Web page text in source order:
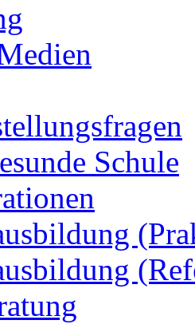
Schule